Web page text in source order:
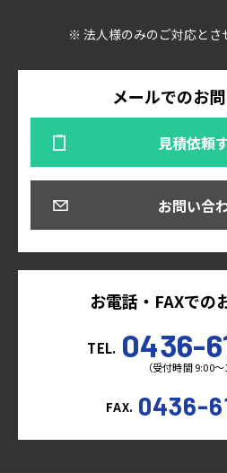
※ 法人様のみのご対応とさ
メールでのお
見積依頼
お問い合
お電話・FAXでの
TEL. 0436-
（受付時間 9:00～
FAX. 0436-